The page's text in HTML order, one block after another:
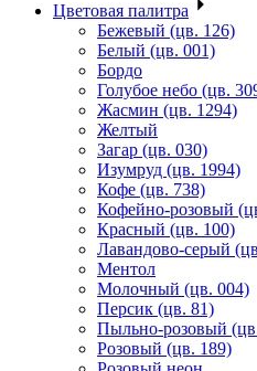
Цветовая палитра
Бежевый (цв. 126)
Белый (цв. 001)
Бордо
Голубое небо (цв.
Жасмин (цв. 1294)
Желтый
Загар (цв. 030)
Изумруд (цв. 1994)
Кофе (цв. 738)
Кофейно-розовый
Красный (цв. 100)
Лавандово-серый
Ментол
Молочный (цв. 004)
Персик (цв. 81)
Пыльно-розовый
Розовый (цв. 189)